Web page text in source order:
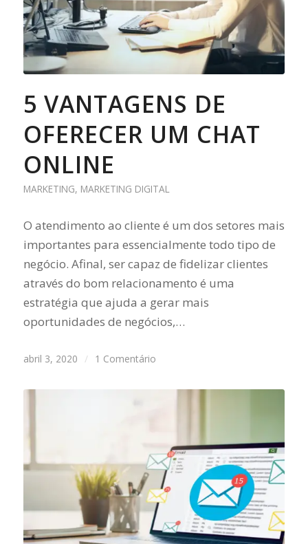
5 VANTAGENS DE
OFERECER UM CHAT
ONLINE
MARKETING, MARKETING DIGITAL
O atendimento ao cliente é um dos setores mais
importantes para essencialmente todo tipo de
negócio. Afinal, ser capaz de fidelizar clientes
através do bom relacionamento é uma
estratégia que ajuda a gerar mais
oportunidades de negócios,…
abril 3, 2020 / 1 Comentário